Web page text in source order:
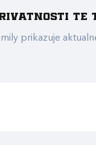
te
prikazuje